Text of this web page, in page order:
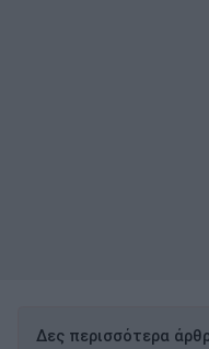
Δες περισσότερα